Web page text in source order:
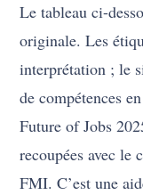
Le tableau ci-
originale. Les
interprétation ; le
de compétences
Future of Jobs
recoupées avec le
FMI. C’est une